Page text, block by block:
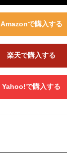
Amazonで購入する
楽天で購入する
Yahoo!で購入する